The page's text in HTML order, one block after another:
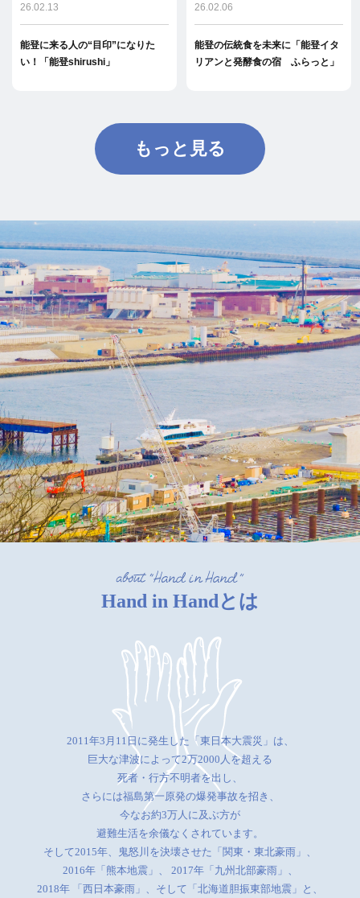
26.02.13
能登に来る人の“目印”になりた
い！「能登shirushi」
26.02.06
能登の伝統食を未来に「能登イタ
リアンと発酵食の宿 ふらっと」
もっと見る
Hand in Handとは
2011年3月11日に発生した「東日本大震災」は、
巨大な津波によって2万2000人を超える
死者・行方不明者を出し、
さらには福島第一原発の爆発事故を招き、
今なお約3万人に及ぶ方が
避難生活を余儀なくされています。
そして2015年、鬼怒川を決壊させた「関東・東北豪雨」、
2016年「熊本地震」、
2017年「九州北部豪雨」、
2018年 「西日本豪雨」、そして「北海道胆振東部地震」と、